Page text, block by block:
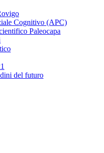
Cognitivo (APC)
Paleocapa
del futuro